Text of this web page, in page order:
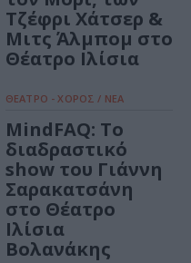
Τζέφρι Χάτσερ &
Μιτς Άλμπομ στο
Θέατρο Ιλίσια
ΘΕΑΤΡΟ - ΧΟΡΟΣ / ΝΕΑ
MindFAQ: Το
διαδραστικό
show του Γιάννη
Σαρακατσάνη
στο Θέατρο
Ιλίσια
Βολανάκης